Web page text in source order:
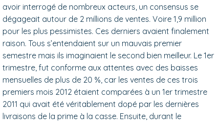
avoir interrogé de nombreux acteurs, un consensus se
dégageait autour de 2 millions de ventes. Voire 1,9 million
pour les plus pessimistes. Ces derniers avaient finalement
raison. Tous s’entendaient sur un mauvais premier
semestre mais ils imaginaient le second bien meilleur. Le 1er
trimestre, fut conforme aux attentes avec des baisses
mensuelles de plus de 20 %, car les ventes de ces trois
premiers mois 2012 étaient comparées à un 1er trimestre
2011 qui avait été véritablement dopé par les dernières
livraisons de la prime à la casse. Ensuite, durant le